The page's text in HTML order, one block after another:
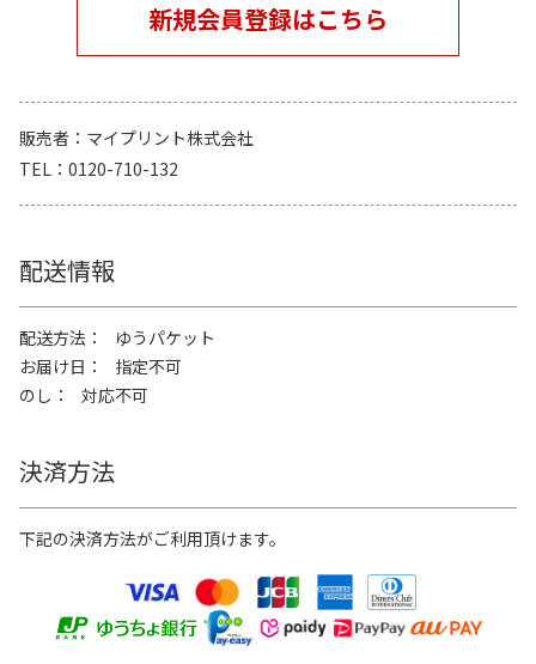
新規会員登録はこちら
販売者
マイプリント株式会社
TEL
0120-710-132
配送情報
配送方法
ゆうパケット
お届け日
指定不可
のし
対応不可
決済方法
下記の決済方法がご利用頂けます。